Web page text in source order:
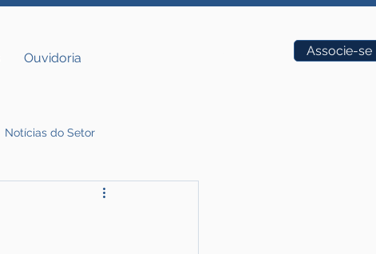
Ouvidoria Associe-se
Notícias do Setor